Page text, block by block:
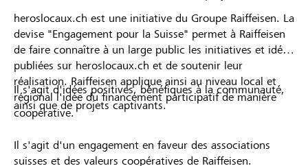
heroslocaux.ch est une initiative du Groupe Raiffeisen. La
devise "Engagement pour la Suisse" permet à Raiffeisen
de faire connaître à un large public les initiatives et idées
publiées sur heroslocaux.ch et de soutenir leur
réalisation. Raiffeisen applique ainsi au niveau local et
régional l'idée du financement participatif de manière
coopérative.
Il s'agit d'idées positives, bénéfiques à la communauté,
ainsi que de projets captivants.
Il s'agit d'un engagement en faveur des associations
suisses et des valeurs coopératives de Raiffeisen.